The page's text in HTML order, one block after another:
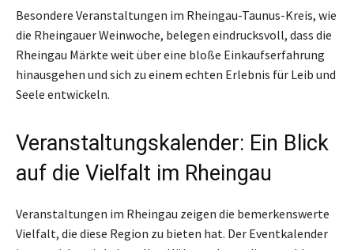
Besondere Veranstaltungen im Rheingau-Taunus-Kreis, wie
die Rheingauer Weinwoche, belegen eindrucksvoll, dass die
Rheingau Märkte weit über eine bloße Einkaufserfahrung
hinausgehen und sich zu einem echten Erlebnis für Leib und
Seele entwickeln.
Veranstaltungskalender: Ein Blick
auf die Vielfalt im Rheingau
Veranstaltungen im Rheingau zeigen die bemerkenswerte
Vielfalt, die diese Region zu bieten hat. Der Eventkalender